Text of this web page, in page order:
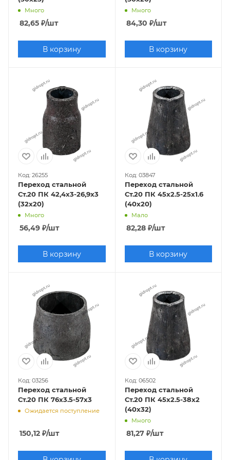
Много
82,65 ₽/шт
В корзину
Много
84,30 ₽/шт
В корзину
Код: 26255
Переход стальной
Ст.20 ПК 42,4х3-26,9x3
(32x20)
Много
56,49 ₽/шт
В корзину
Код: 03847
Переход стальной
Ст.20 ПК 45х2.5-25х1.6
(40х20)
Мало
82,28₽/шт
В корзину
Код: 03256
Переход стальной
Ст.20 ПК 76х3.5-57х3
Ожидается поступление
150,12 ₽/шт
Код: 06502
Переход стальной
Ст.20 ПК 45х2.5-38х2
(40х32)
Много
81,27₽/шт